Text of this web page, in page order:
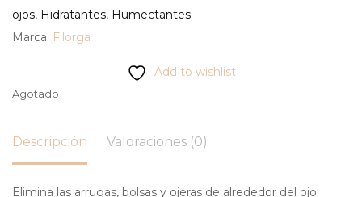
ojos, Hidratantes, Humectantes
Marca: Filorga
Add to wishlist
Agotado
Descripción Valoraciones (0)
Elimina las arrugas, bolsas y ojeras de alrededor del ojo.